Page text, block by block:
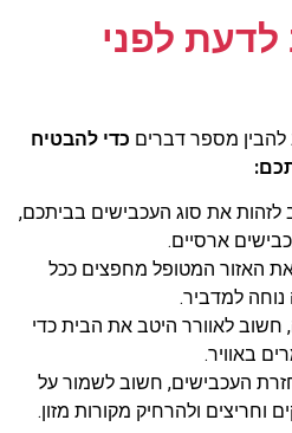
לפני
להבין מספר דברים כדי להבטיח
לזהות את סוג העכבישים בביתכם,
ארסיים.
האזור המטופל מחפצים ככל
נוחה למדביר.
לאוורר היטב את הבית כדי
באוויר.
העכבישים, חשוב לשמור על
וחריצים ולהרחיק מקורות מזון.